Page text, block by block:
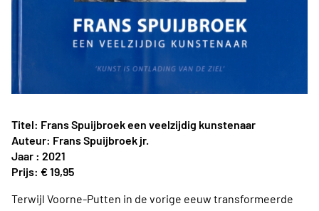
Titel: Frans Spuijbroek een veelzijdig kunstenaar
Auteur: Frans Spuijbroek jr.
Jaar : 2021
Prijs: € 19,95
Terwijl Voorne-Putten in de vorige eeuw transformeerde